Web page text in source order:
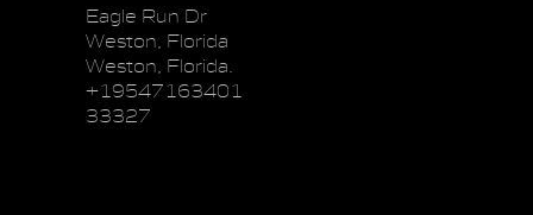
Eagle Run Dr
Weston, Florida
Weston, Florida.
+19547163401
33327